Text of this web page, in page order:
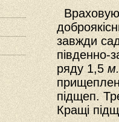
завжди
південно-
ряду 1,5м.
підщеп.
Кращі